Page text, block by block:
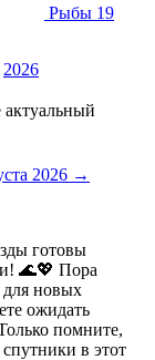
Рыбы 19
2026
актуальный
2026 →
готовы
🌊💖 Пора
для новых
ожидать
помните,
в этот